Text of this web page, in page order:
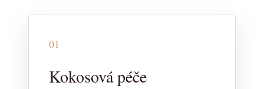
01
Kokosová péče